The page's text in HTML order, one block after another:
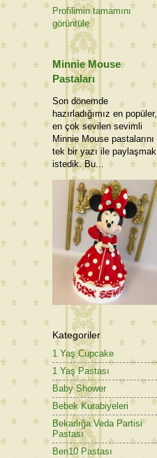
Profilimin tamamını
görüntüle
Minnie Mouse
Pastaları
Son dönemde
hazırladığımız en popüler,
en çok sevilen sevimli
Minnie Mouse pastalarını
tek bir yazı ile paylaşmak
istedik. Bu...
Kategoriler
1 Yaş Cupcake
1 Yaş Pastası
Baby Shower
Bebek Kurabiyeleri
Bekarlığa Veda Partisi
Pastası
Ben10 Pastası